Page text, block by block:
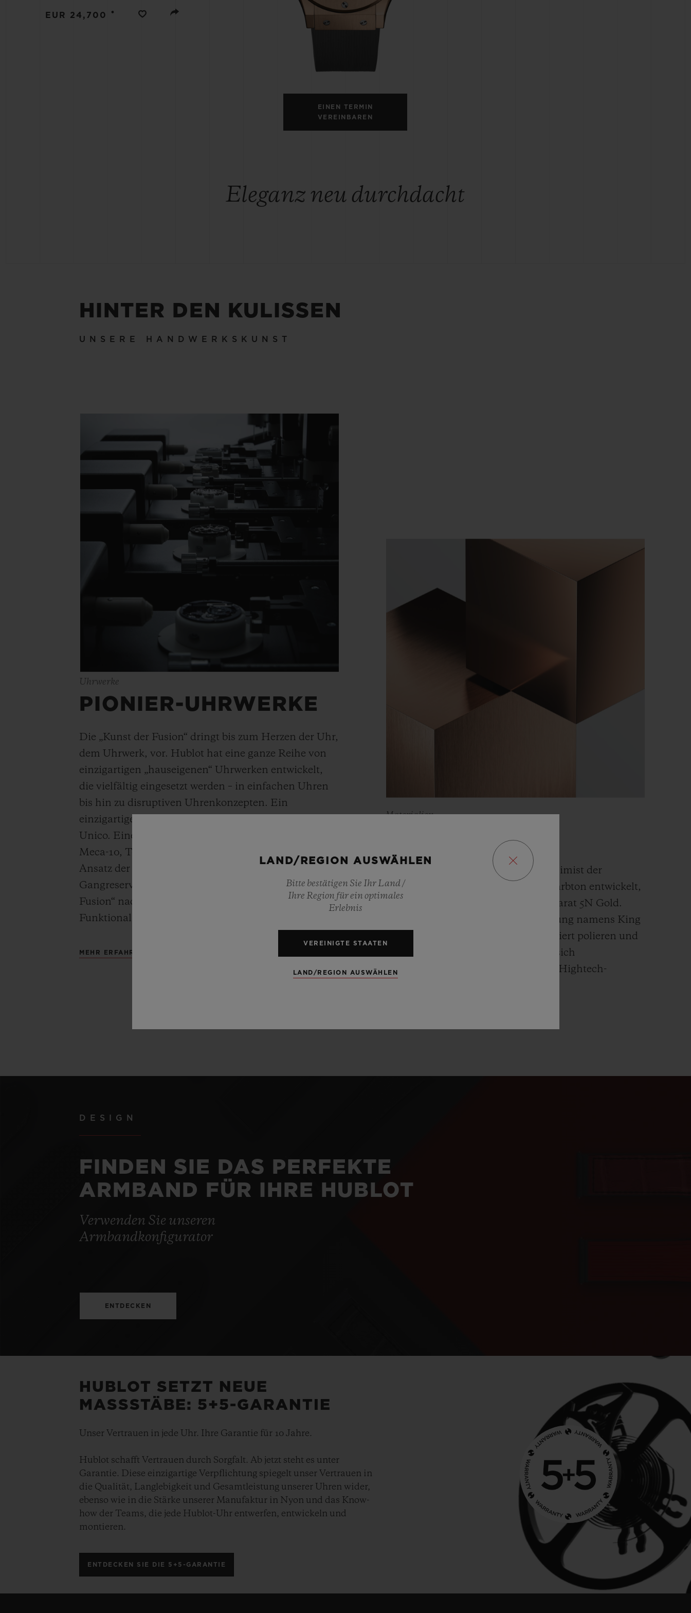
EUR 24,700 •
EINEN TERMIN
VEREINBAREN
Eleganz neu durchdacht
HINTER DEN KULISSEN
UNSERE HANDWERKSKUNST
Uhrwerke
PIONIER-UHRWERKE
Die „Kunst der Fusion“ dringt bis zum Herzen der Uhr,
dem Uhrwerk, vor. Hublot hat eine ganze Reihe von
einzigartigen „hauseigenen“ Uhrwerken entwickelt,
die vielfältig eingesetzt werden – in einfachen Uhren
bis hin zu disruptiven Uhrenkonzepten. Ein
einzigartiges Design des Automatik-Chronographen
Unico. Eine unvergleichliche Gangreserve der Kaliber
Meca-10, Tourbillon und MP-11. Ein revolutionärer
Ansatz der MP-05 mit 11 Federhäusern und 50 Tagen
Gangreserve. Hublot strebt im Rahmen der „Kunst der
Fusion“ nach einer perfekten Symbiose von
Funktionalität, Architektur und Design.
MEHR ERFAHREN
Materialien
KING GOLD
Hublot, Meister der Fusion und Alchimist der
Edelmetalle, hat einen neuen Goldfarbton entwickelt,
traditionelles 18 Karat 5N Gold.
Diese platinhaltige exklusive Legierung namens King
Gold lässt sich leicht und unkompliziert polieren und
In Hublot-Uhren finden sich
Kombinationen mit Materialien wie Hightech-
DESIGN
FINDEN SIE DAS PERFEKTE
ARMBAND FÜR IHRE HUBLOT
Verwenden Sie unseren
Armbandkonfigurator
ENTDECKEN
HUBLOT SETZT NEUE
MASSSTÄBE: 5+5-GARANTIE
Unser Vertrauen in jede Uhr. Ihre Garantie für 10 Jahre.
Hublot schafft Vertrauen durch Sorgfalt. Ab jetzt steht es unter
Garantie. Diese einzigartige Verpflichtung spiegelt unser Vertrauen in
die Qualität, Langlebigkeit und Gesamtleistung unserer Uhren wider,
ebenso wie in die Stärke unserer Manufaktur in Nyon und das Know-
how der Teams, die jede Hublot-Uhr entwerfen, entwickeln und
montieren.
ENTDECKEN SIE DIE 5+5-GARANTIE
LAND/REGION AUSWÄHLEN
Bitte bestätigen Sie Ihr Land /
Ihre Region für ein optimales
Erlebnis
VEREINIGTE STAATEN
LAND/REGION AUSWÄHLEN
BIG BANG BIG BANG
PEACH CERAMIC
HUBLOTISTA UND
VORAUSSICHTLICHE
LIEFERZEIT
KOSTENLOSE LIEFERUNG